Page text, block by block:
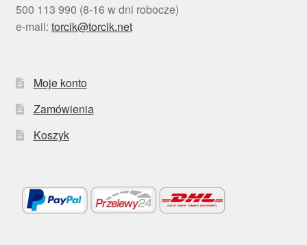
500 113 990 (8-16 w dni robocze)
e-mail: torcik@torcik.net
Moje konto
Zamówienia
Koszyk